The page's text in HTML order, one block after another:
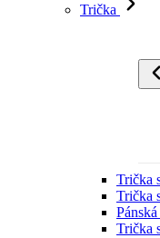
Trička
Trička
Trička
Trička